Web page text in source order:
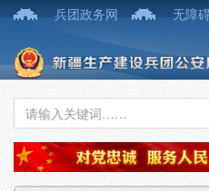
兵团政务网 无障